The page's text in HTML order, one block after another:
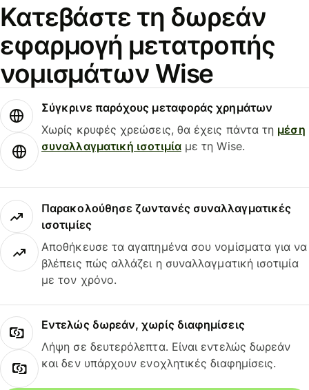
Κατεβάστε τη δωρεάν
εφαρμογή μετατροπής
νομισμάτων Wise
Σύγκρινε παρόχους μεταφοράς χρημάτων
Χωρίς κρυφές χρεώσεις, θα έχεις πάντα τη μέση
συναλλαγματική ισοτιμίαμε τη Wise.
Παρακολούθησε ζωντανές συναλλαγματικές
ισοτιμίες
Αποθήκευσε τα αγαπημένα σου νομίσματα για να
βλέπεις πώς αλλάζει η συναλλαγματική ισοτιμία
με τον χρόνο.
Εντελώς δωρεάν, χωρίς διαφημίσεις
Λήψη σε δευτερόλεπτα. Είναι εντελώς δωρεάν
και δεν υπάρχουν ενοχλητικές διαφημίσεις.